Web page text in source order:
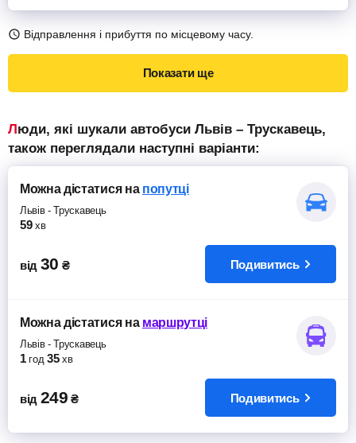
Відправлення і прибуття по місцевому часу.
Показати ще
Люди, які шукали автобуси Львів – Трускавець,
також переглядали наступні варіанти:
Можна дістатисяна попутці
Львів-Трускавець
59 хв
від 30 ₴ Подивитись
Можна дістатисяна маршрутці
Львів-Трускавець
1 год 35 хв
від 249 ₴ Подивитись